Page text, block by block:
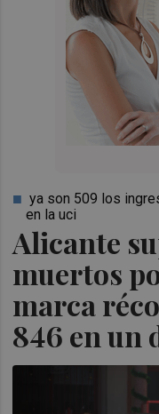
Alicante
muertos
marca
846 en un
ya son 509 los
en la uci